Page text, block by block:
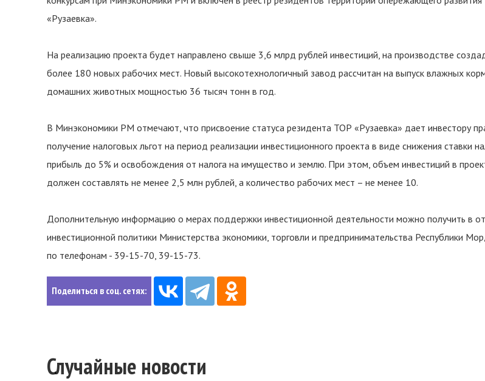
«Рузаевка».
На реализацию проекта будет направлено свыше 3,6 млрд рублей инвестиций, на производстве
более 180 новых рабочих мест. Новый высокотехнологичный завод рассчитан на выпуск влажных
домашних животных мощностью 36 тысяч тонн в год.
В Минэкономики РМ отмечают, что присвоение статуса резидента ТОР «Рузаевка» дает инвестору
получение налоговых льгот на период реализации инвестиционного проекта в виде снижения ставки
прибыль до 5% и освобождения от налога на имущество и землю. При этом, объем инвестиций в
должен составлять не менее 2,5 млн рублей, а количество рабочих мест – не менее 10.
Дополнительную информацию о мерах поддержки инвестиционной деятельности можно получить в
инвестиционной политики Министерства экономики, торговли и предпринимательства Республики
по телефонам - 39-15-70, 39-15-73.
Поделиться в соц. сетях:
Случайные новости